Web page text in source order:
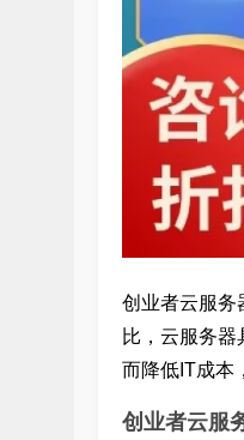
创业者云服务
比，云服务
而降低IT成本
创业者云服